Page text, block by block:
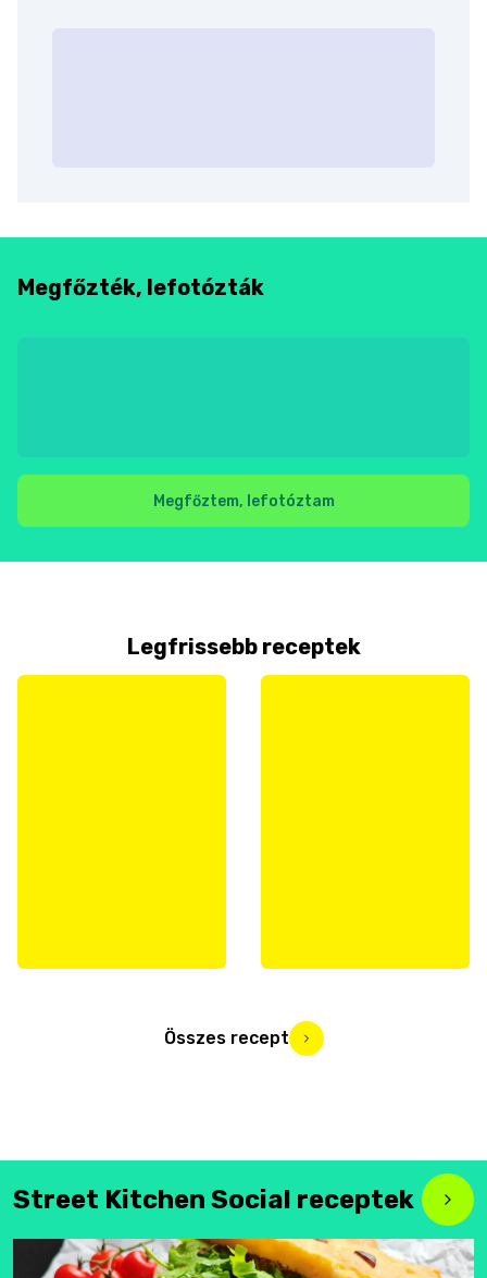
Megfőzték, lefotózták
Megfőztem, lefotóztam
Legfrissebb receptek
Összes recept
Street Kitchen Social receptek